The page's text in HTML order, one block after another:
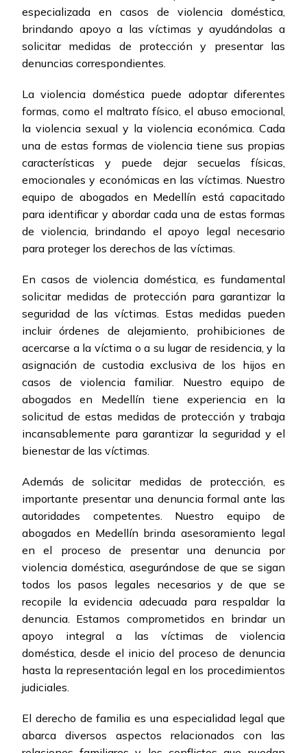
especializada en casos de violencia doméstica,
brindando apoyo a las víctimas y ayudándolas a
solicitar medidas de protección y presentar las
denuncias correspondientes.
La violencia doméstica puede adoptar diferentes
formas, como el maltrato físico, el abuso emocional,
la violencia sexual y la violencia económica. Cada
una de estas formas de violencia tiene sus propias
características y puede dejar secuelas físicas,
emocionales y económicas en las víctimas. Nuestro
equipo de abogados en Medellín está capacitado
para identificar y abordar cada una de estas formas
de violencia, brindando el apoyo legal necesario
para proteger los derechos de las víctimas.
En casos de violencia doméstica, es fundamental
solicitar medidas de protección para garantizar la
seguridad de las víctimas. Estas medidas pueden
incluir órdenes de alejamiento, prohibiciones de
acercarse a la víctima o a su lugar de residencia, y la
asignación de custodia exclusiva de los hijos en
casos de violencia familiar. Nuestro equipo de
abogados en Medellín tiene experiencia en la
solicitud de estas medidas de protección y trabaja
incansablemente para garantizar la seguridad y el
bienestar de las víctimas.
Además de solicitar medidas de protección, es
importante presentar una denuncia formal ante las
autoridades competentes. Nuestro equipo de
abogados en Medellín brinda asesoramiento legal
en el proceso de presentar una denuncia por
violencia doméstica, asegurándose de que se sigan
todos los pasos legales necesarios y de que se
recopile la evidencia adecuada para respaldar la
denuncia. Estamos comprometidos en brindar un
apoyo integral a las víctimas de violencia
doméstica, desde el inicio del proceso de denuncia
hasta la representación legal en los procedimientos
judiciales.
El derecho de familia es una especialidad legal que
abarca diversos aspectos relacionados con las